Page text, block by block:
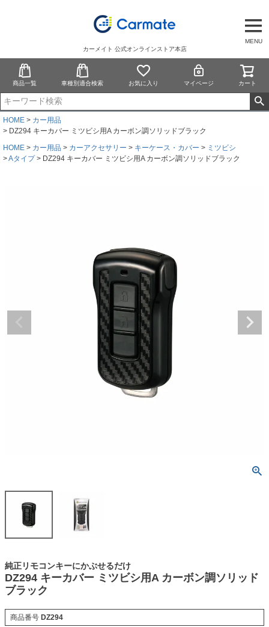
MENU
カーメイト 公式オンラインストア本店
商品一覧 車種別適合検索 お気に入り マイページ カート
HOME
カー用品
DZ294 キーカバー ミツビシ用A カーボン調ソリッドブラック
HOME
カー用品 カーアクセサリー キーケース・カバー
ミツビシ
Aタイプ
DZ294 キーカバー ミツビシ用A カーボン調ソリッドブラック
純正リモコンキーにかぶせるだけ
DZ294 キーカバー ミツビシ用A カーボン調ソリッド
ブラック
商品番号 DZ294